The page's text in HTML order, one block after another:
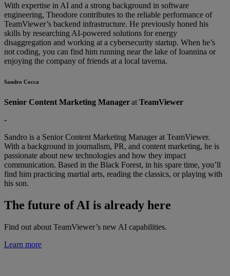
With expertise in AI and a strong background in software
engineering, Theodore contributes to the reliable performance of
TeamViewer’s backend infrastructure. He previously honed his
skills by researching AI-powered solutions for energy
disaggregation and working at a cybersecurity startup. When he’s
not coding, you can find him running near the lake of Ioannina or
enjoying the company of friends at a local taverna.
Sandro Cocca
Senior Content Marketing Managerat TeamViewer
-
Sandro is a Senior Content Marketing Manager at TeamViewer.
With a background in journalism, PR, and content marketing, he is
passionate about new technologies and how they impact
communication. Based in the Black Forest, in his spare time, you’ll
find him practicing martial arts, reading the classics, or playing with
his son.
The future of AI is already here
Find out about TeamViewer’s new AI capabilities.
Learn more